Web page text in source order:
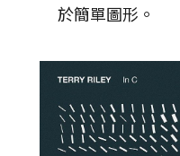
於簡單圖形。